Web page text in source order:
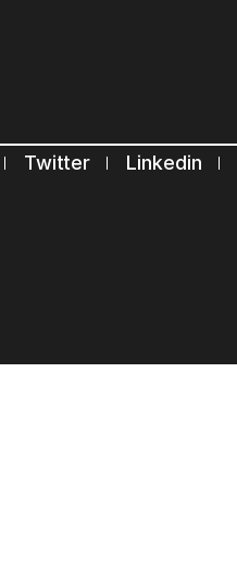
Twitter Linkedin